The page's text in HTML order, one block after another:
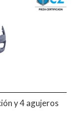
y 4 agujeros